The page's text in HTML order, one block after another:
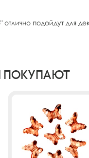
отлично подойдут для
покупают